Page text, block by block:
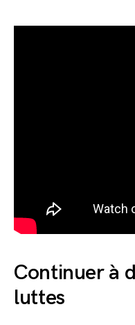
Continuer à
luttes